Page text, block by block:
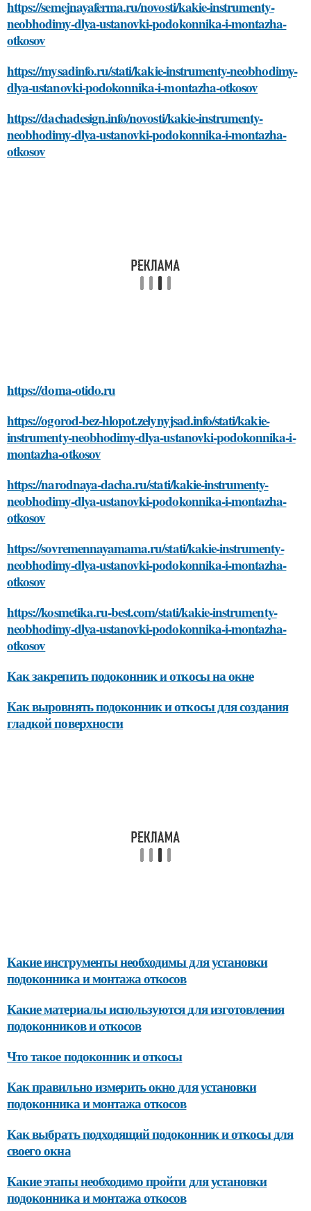
https://semejnayaferma.ru/novosti/kakie-instrumenty-
neobhodimy-dlya-ustanovki-podokonnika-i-montazha-
otkosov
https://mysadinfo.ru/stati/kakie-instrumenty-neobhodimy-
dlya-ustanovki-podokonnika-i-montazha-otkosov
https://dachadesign.info/novosti/kakie-instrumenty-
neobhodimy-dlya-ustanovki-podokonnika-i-montazha-
otkosov
https://doma-otido.ru
https://ogorod-bez-hlopot.zelynyjsad.info/stati/kakie-
instrumenty-neobhodimy-dlya-ustanovki-podokonnika-i-
montazha-otkosov
https://narodnaya-dacha.ru/stati/kakie-instrumenty-
neobhodimy-dlya-ustanovki-podokonnika-i-montazha-
otkosov
https://sovremennayamama.ru/stati/kakie-instrumenty-
neobhodimy-dlya-ustanovki-podokonnika-i-montazha-
otkosov
https://kosmetika.ru-best.com/stati/kakie-instrumenty-
neobhodimy-dlya-ustanovki-podokonnika-i-montazha-
otkosov
Как закрепить подоконник и откосы на окне
Как выровнять подоконник и откосы для создания
гладкой поверхности
Какие инструменты необходимы для установки
подоконника и монтажа откосов
Какие материалы используются для изготовления
подоконников и откосов
Что такое подоконник и откосы
Как правильно измерить окно для установки
подоконника и монтажа откосов
Как выбрать подходящий подоконник и откосы для
своего окна
Какие этапы необходимо пройти для установки
подоконника и монтажа откосов